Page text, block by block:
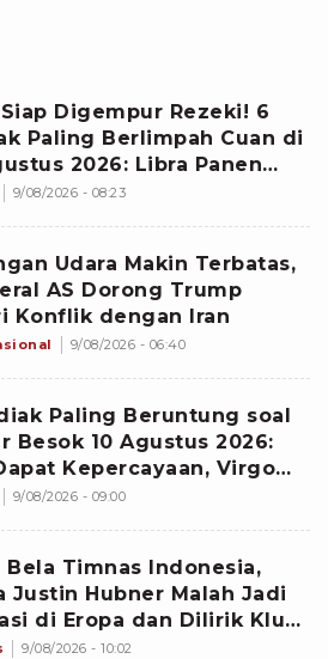
Digempur Rezeki! 6
Paling Berlimpah Cuan di
2026: Libra Panen
Emas
9/08/2026 - 08:23
Udara Makin Terbatas,
AS Dorong Trump
Konflik dengan Iran
9/08/2026 - 06:40
Paling Beruntung soal
Besok 10 Agustus 2026:
Kepercayaan, Virgo
Diperhitungkan
9/08/2026 - 09:00
Bela Timnas Indonesia,
Justin Hubner Malah Jadi
di Eropa dan Dilirik Klub
Teratas
9/08/2026 - 10:02